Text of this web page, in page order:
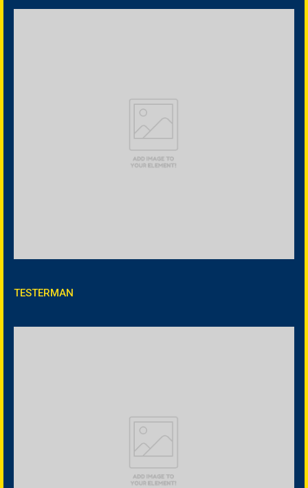
TESTERMAN